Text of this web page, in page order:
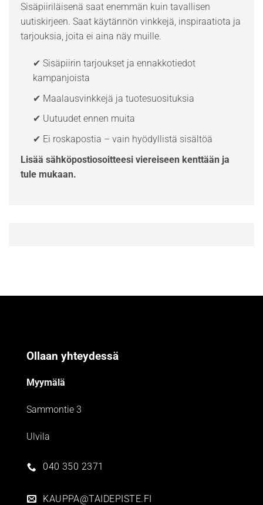
Sisäpiiriläisenä saat enemmän kuin tavallisen
uutiskirjeen. Saat käytännön vinkkejä, inspiraatiota ja
tarjouksia, joita ei aina näy muille.
✔ Sisäpiirin tarjoukset ja ennakkotiedot
kampanjoista
✔ Maalausvinkkejä ja tuotesuosituksia
✔ Uutuudet ennen muita
✔ Ei roskapostia – vain hyödyllistä sisältöä
Lisää sähköpostiosoitteesi viereiseen kenttään ja
tule mukaan.
Ollaan yhteydessä
Myymälä
Sammontie 3
Ulvila
040 350 2371
KAUPPA@TAIDEPISTE.FI